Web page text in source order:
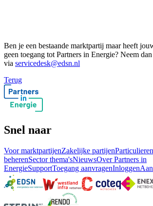
Ben je een bestaande marktpartij maar heeft
geen toegang tot Partners in Energie? Neem
via servicedesk@edsn.nl
Terug
Snel naar
Voor marktpartijenZakelijke partijenParticulieren
beherenSector thema'sNieuwsOver Partners in
EnergieSupportToegang aanvragenInloggen